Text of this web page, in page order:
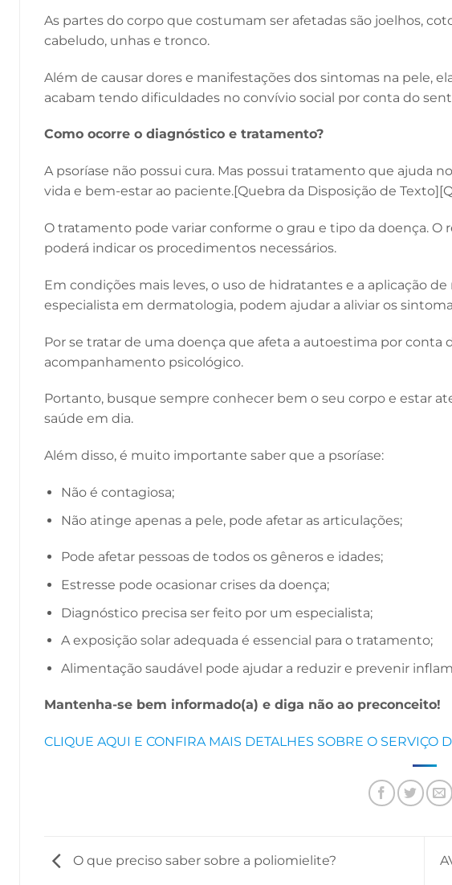
As partes do corpo que costumam ser afetadas são joelhos,
cabeludo, unhas e tronco.
Além de causar dores e manifestações dos sintomas na pele,
acabam tendo dificuldades no convívio social por conta do
Como ocorre o diagnóstico e tratamento?
A psoríase não possui cura. Mas possui tratamento que ajuda
vida e bem-estar ao paciente.[Quebra da Disposição de
O tratamento pode variar conforme o grau e tipo da doença.
poderá indicar os procedimentos necessários.
Em condições mais leves, o uso de hidratantes e a aplicação
especialista em dermatologia, podem ajudar a aliviar os
Por se tratar de uma doença que afeta a autoestima por conta
acompanhamento psicológico.
Portanto, busque sempre conhecer bem o seu corpo e estar
saúde em dia.
Além disso, é muito importante saber que a psoríase:
Não é contagiosa;
Não atinge apenas a pele, pode afetar as articulações;
Pode afetar pessoas de todos os gêneros e idades;
Estresse pode ocasionar crises da doença;
Diagnóstico precisa ser feito por um especialista;
A exposição solar adequada é essencial para o tratamento;
Alimentação saudável pode ajudar a reduzir e prevenir
Mantenha-se bem informado(a) e diga não ao preconceito!
CLIQUE AQUI E CONFIRA MAIS DETALHES SOBRE O SERVIÇO
O que preciso saber sobre a poliomielite?